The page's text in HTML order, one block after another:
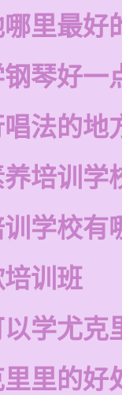
里最好
琴好一
法的地
培训学
学校有
训班
学尤克
里的好